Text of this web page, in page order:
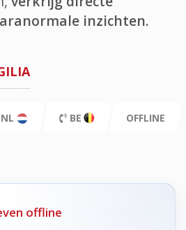
inzichten.
NL BE OFFLINE
offline